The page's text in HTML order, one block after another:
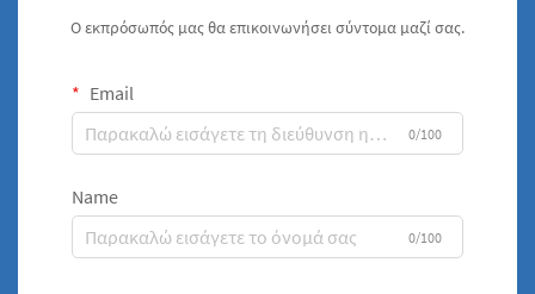
Ο εκπρόσωπός μας θα επικοινωνήσει σύντομα μαζί σας.
Email
0/100
Name
0/100